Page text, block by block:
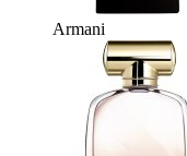
Armani